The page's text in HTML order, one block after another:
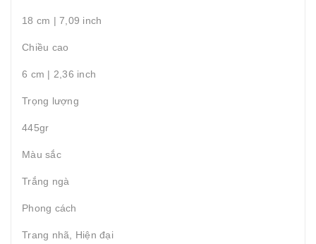
18 cm | 7,09 inch
Chiều cao
6 cm | 2,36 inch
Trọng lượng
445gr
Màu sắc
Trắng ngà
Phong cách
Trang nhã, Hiện đại